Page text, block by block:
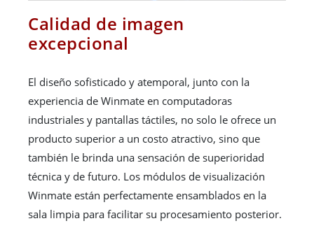
Calidad de imagen
excepcional
El diseño sofisticado y atemporal, junto con la
experiencia de Winmate en computadoras
industriales y pantallas táctiles, no solo le ofrece un
producto superior a un costo atractivo, sino que
también le brinda una sensación de superioridad
técnica y de futuro. Los módulos de visualización
Winmate están perfectamente ensamblados en la
sala limpia para facilitar su procesamiento posterior.